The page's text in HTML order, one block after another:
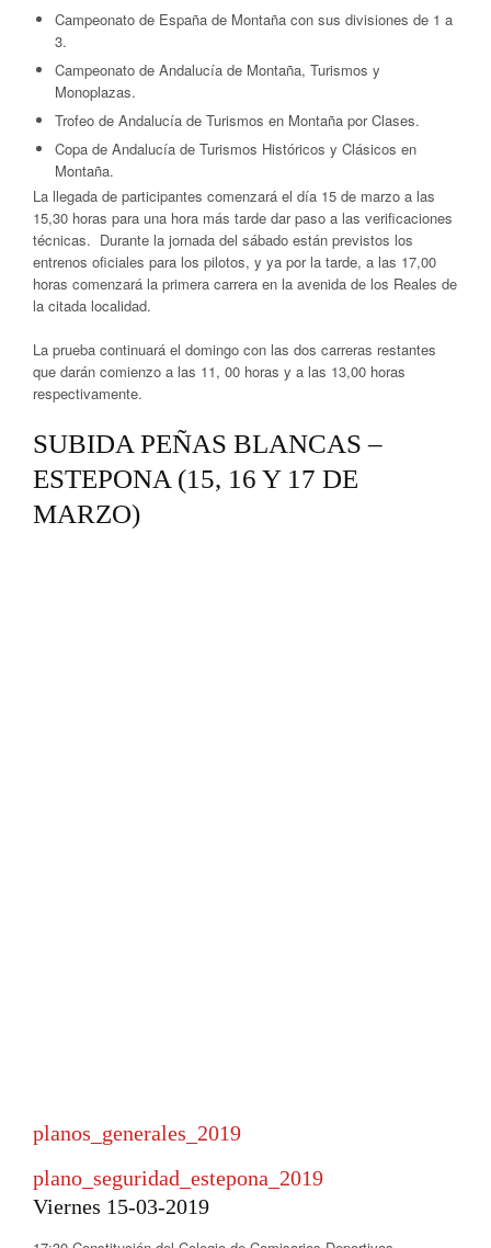
Campeonato de España de Montaña con sus divisiones de 1 a
3.
Campeonato de Andalucía de Montaña, Turismos y
Monoplazas.
Trofeo de Andalucía de Turismos en Montaña por Clases.
Copa de Andalucía de Turismos Históricos y Clásicos en
Montaña.
La llegada de participantes comenzará el día 15 de marzo a las
15,30 horas para una hora más tarde dar paso a las verificaciones
técnicas. Durante la jornada del sábado están previstos los
entrenos oficiales para los pilotos, y ya por la tarde, a las 17,00
horas comenzará la primera carrera en la avenida de los Reales de
la citada localidad.
La prueba continuará el domingo con las dos carreras restantes
que darán comienzo a las 11, 00 horas y a las 13,00 horas
respectivamente.
SUBIDA PEÑAS BLANCAS –
ESTEPONA (15, 16 Y 17 DE
MARZO)
planos_generales_2019
plano_seguridad_estepona_2019
Viernes 15-03-2019